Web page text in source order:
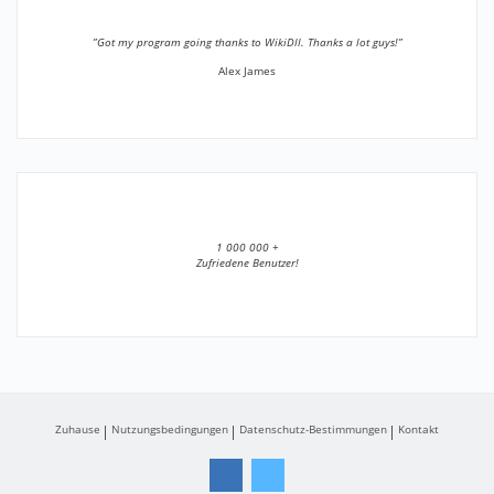
”Got my program going thanks to WikiDll. Thanks a lot guys!”
Alex James
1 000 000 +
Zufriedene Benutzer!
Zuhause Nutzungsbedingungen Datenschutz-Bestimmungen Kontakt